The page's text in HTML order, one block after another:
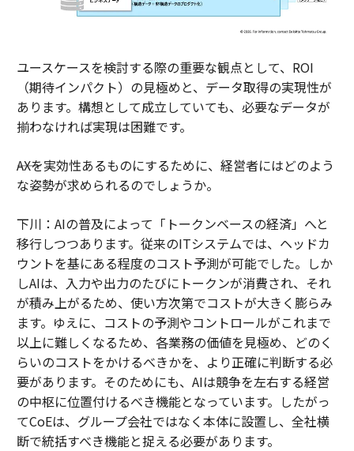
ユースケースを検討する際の重要な観点として、ROI
（期待インパクト）の見極めと、データ取得の実現性が
あります。構想として成立していても、必要なデータが
揃わなければ実現は困難です。
――AXを実効性あるものにするために、経営者にはどのよう
な姿勢が求められるのでしょうか。
下川：AIの普及によって「トークンベースの経済」へと
移行しつつあります。従来のITシステムでは、ヘッドカ
ウントを基にある程度のコスト予測が可能でした。しか
しAIは、入力や出力のたびにトークンが消費され、それ
が積み上がるため、使い方次第でコストが大きく膨らみ
ます。ゆえに、コストの予測やコントロールがこれまで
以上に難しくなるため、各業務の価値を見極め、どのく
らいのコストをかけるべきかを、より正確に判断する必
要があります。そのためにも、AIは競争を左右する経営
の中枢に位置付けるべき機能となっています。したがっ
てCoEは、グループ会社ではなく本体に設置し、全社横
断で統括すべき機能と捉える必要があります。